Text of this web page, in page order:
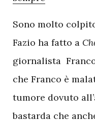
Sono molto
Fazio ha fatto a
giornalista
che Franco è
tumore dovuto
bastarda che